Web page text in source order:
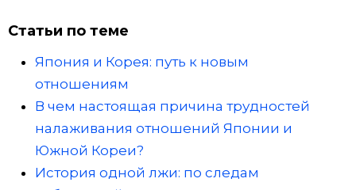
Статьи по теме
Япония и Корея: путь к новым
отношениям
В чем настоящая причина трудностей
налаживания отношений Японии и
Южной Кореи?
История одной лжи: по следам